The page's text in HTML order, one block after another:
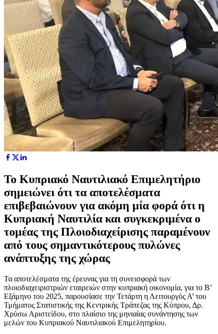
Το Κυπριακό Ναυτιλιακό Επιμελητήριο
σημειώνει ότι τα αποτελέσματα
επιβεβαιώνουν για ακόμη μία φορά ότι η
Κυπριακή Ναυτιλία και συγκεκριμένα ο
τομέας της Πλοιοδιαχείρισης παραμένουν
από τους σημαντικότερους πυλώνες
ανάπτυξης της χώρας
Τα αποτελέσματα της έρευνας για τη συνεισφορά των
πλοιοδιαχειριστριών εταιρειών στην κυπριακή οικονομία, για το Β’
Εξάμηνο του 2025, παρουσίασε την Τετάρτη η Λειτουργός Α’ του
Τμήματος Στατιστικής της Κεντρικής Τράπεζας της Κύπρου, Δρ.
Χρύσω Αριστείδου, στο πλαίσιο της μηνιαίας συνάντησης των
μελών του Κυπριακού Ναυτιλιακού Επιμελητηρίου.